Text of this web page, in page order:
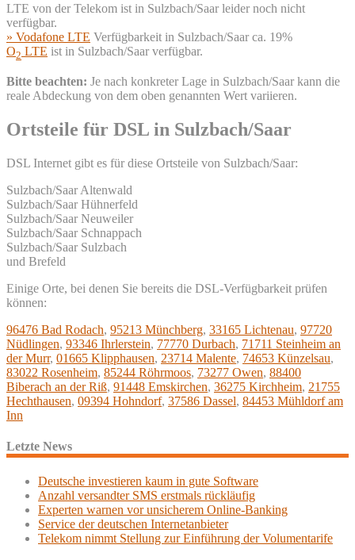
LTE von der Telekom ist in Sulzbach/Saar leider noch nicht
verfügbar.
» Vodafone LTE Verfügbarkeit in Sulzbach/Saar ca. 19%
O2 LTE ist in Sulzbach/Saar verfügbar.
Bitte beachten: Je nach konkreter Lage in Sulzbach/Saar kann die
reale Abdeckung von dem oben genannten Wert variieren.
Ortsteile für DSL in Sulzbach/Saar
DSL Internet gibt es für diese Ortsteile von Sulzbach/Saar:
Sulzbach/Saar Altenwald
Sulzbach/Saar Hühnerfeld
Sulzbach/Saar Neuweiler
Sulzbach/Saar Schnappach
Sulzbach/Saar Sulzbach
und Brefeld
Einige Orte, bei denen Sie bereits die DSL-Verfügbarkeit prüfen
können:
96476 Bad Rodach, 95213 Münchberg, 33165 Lichtenau, 97720
Nüdlingen, 93346 Ihrlerstein, 77770 Durbach, 71711 Steinheim an
der Murr, 01665 Klipphausen, 23714 Malente, 74653 Künzelsau,
83022 Rosenheim, 85244 Röhrmoos, 73277 Owen, 88400
Biberach an der Riß, 91448 Emskirchen, 36275 Kirchheim, 21755
Hechthausen, 09394 Hohndorf, 37586 Dassel, 84453 Mühldorf am
Inn
Letzte News
Deutsche investieren kaum in gute Software
Anzahl versandter SMS erstmals rückläufig
Experten warnen vor unsicherem Online-Banking
Service der deutschen Internetanbieter
Telekom nimmt Stellung zur Einführung der Volumentarife